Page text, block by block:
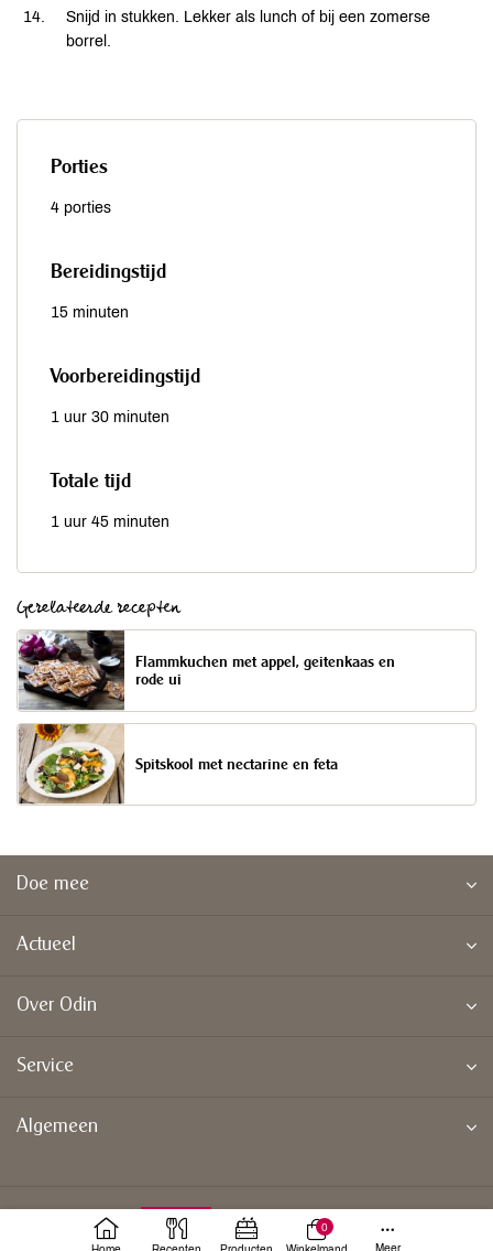
Snijd in stukken. Lekker als lunch of bij een zomerse
borrel.
Porties
4 porties
Bereidingstijd
15 minuten
Voorbereidingstijd
1 uur 30 minuten
Totale tijd
1 uur 45 minuten
Gerelateerde recepten
Flammkuchen met appel, geitenkaas en
rode ui
Spitskool met nectarine en feta
Doe mee
Actueel
Over Odin
Service
Algemeen
0
Meer